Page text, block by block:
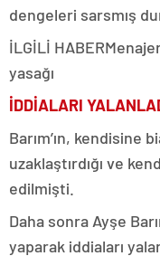
dengeleri sarsmış
İLGİLİ HABER
yasağı
İDDİALARI
Barım’ın, kendisine
uzaklaştırdığı ve
edilmişti.
Daha sonra Ayşe
yaparak iddiaları